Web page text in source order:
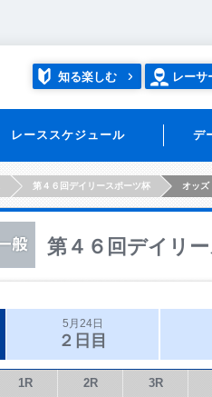
知る楽しむ レーサ
レーススケジュール デ
第４６回デイリースポーツ杯 オッズ
第４６回デイリ
5月24日
２日目
1R 2R 3R